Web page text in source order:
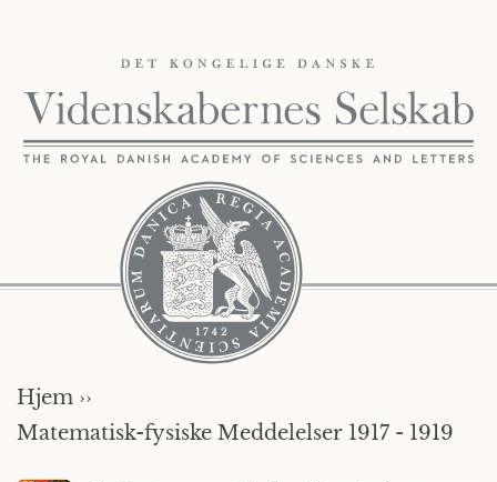
Hjem ››
Matematisk-fysiske Meddelelser 1917 - 1919